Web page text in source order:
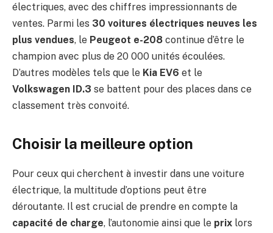
électriques, avec des chiffres impressionnants de
ventes. Parmi les 30 voitures électriques neuves les
plus vendues, le Peugeot e-208 continue d’être le
champion avec plus de 20 000 unités écoulées.
D’autres modèles tels que le Kia EV6 et le
Volkswagen ID.3 se battent pour des places dans ce
classement très convoité.
Choisir la meilleure option
Pour ceux qui cherchent à investir dans une voiture
électrique, la multitude d’options peut être
déroutante. Il est crucial de prendre en compte la
capacité de charge, l’autonomie ainsi que le prix lors